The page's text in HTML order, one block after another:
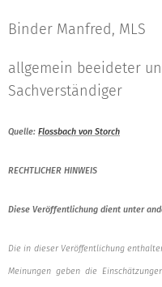
Binder Manfred, MLS
allgemein beeideter
Sachverständiger
Quelle: Flossbach von Storch
RECHTLICHER HINWEIS
Diese Veröffentlichung dient unter
Die in dieser Veröffentlichung
Meinungen geben die